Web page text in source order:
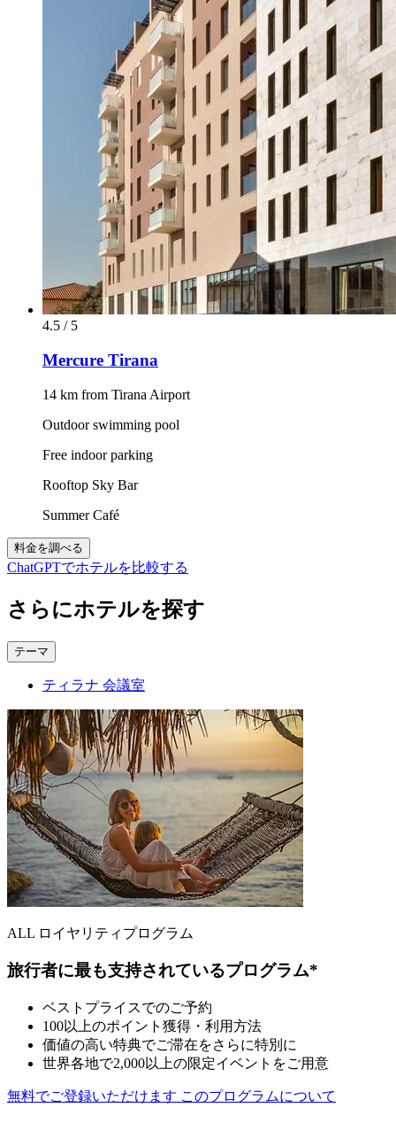
4.5 / 5
Mercure Tirana
14 km from Tirana Airport
Outdoor swimming pool
Free indoor parking
Rooftop Sky Bar
Summer Café
料金を調べる
ChatGPTでホテルを比較する
さらにホテルを探す
テーマ
ティラナ 会議室
ALL ロイヤリティプログラム
旅行者に最も支持されているプログラム*
ベストプライスでのご予約
100以上のポイント獲得・利用方法
価値の高い特典でご滞在をさらに特別に
世界各地で2,000以上の限定イベントをご用意
無料でご登録いただけます このプログラムについて